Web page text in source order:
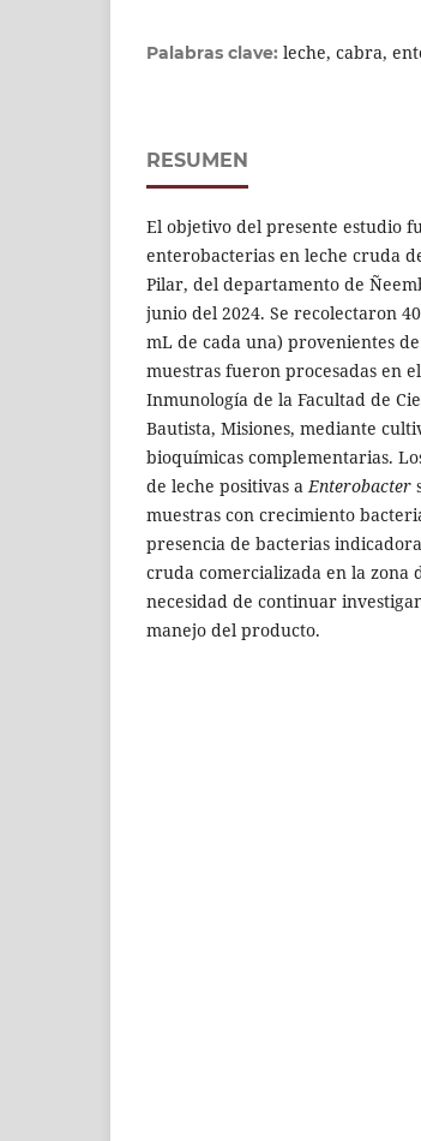
Palabras clave: leche, cabra,
RESUMEN
El objetivo del presente estudio
enterobacterias en leche cruda
Pilar, del departamento de
junio del 2024. Se recolectaron
mL de cada una) provenientes
muestras fueron procesadas en
Inmunología de la Facultad de
Bautista, Misiones, mediante
bioquímicas complementarias.
de leche positivas aEnterobacter
muestras con crecimiento
presencia de bacterias
cruda comercializada en la zona
necesidad de continuar
manejo del producto.